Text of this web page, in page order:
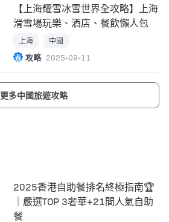
【上海耀雪冰雪世界全攻略】上海
滑雪場玩樂、酒店、餐飲懶人包
上海 中國
攻略 2025-09-11
更多中國旅遊攻略
2025香港自助餐排名終極指南🏆
｜嚴選TOP 3奢華+21間人氣自助
餐